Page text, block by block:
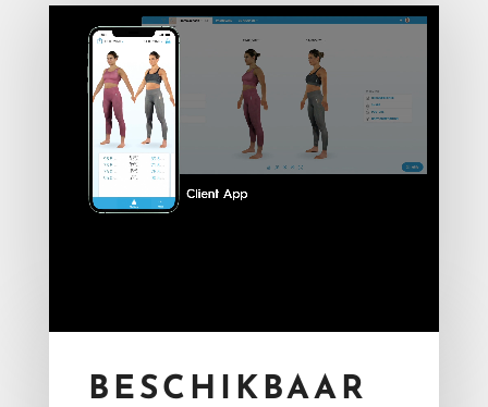
BESCHIKBAAR